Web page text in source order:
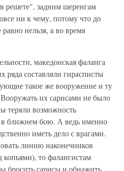
решете", задним шеренгам
ни к чему, потому что до
нельзя, а во время
македонская фаланга
ряда составляли гирасписты
такое же вооружение и ту
их сарисами не было
теряли возможность
в ближнем бою. А ведь именно
иметь дело с врагами.
линию наконечников
копьями), то фалангистам
бросить сарисы и обнажить